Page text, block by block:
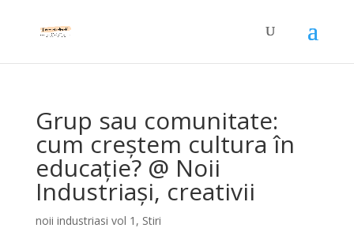
Grup sau comunitate:
cum creștem cultura în
educație? @ Noii
Industriași, creativii
noii industriasi vol 1 , Stiri